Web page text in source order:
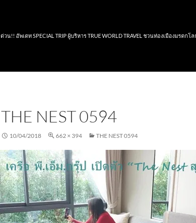
ด่วน!! อัพเดท SPECIAL TRIP ผู้บริหาร TRUE WORLD TRAVEL ชวนท่องเมืองมรดกโล
THE NEST 0594
10/04/2018 662 × 394 THE NEST 0594